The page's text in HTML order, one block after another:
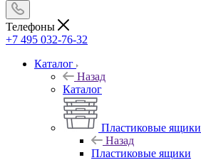
Телефоны
+7 495 032-76-32
Каталог
Назад
Каталог
Пластиковые ящики
Назад
Пластиковые ящики